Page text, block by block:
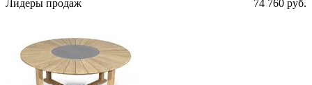
74 760 руб.
Лидеры продаж